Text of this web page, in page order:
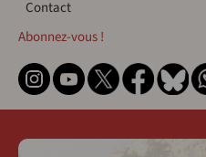
Contact
Abonnez-vous !